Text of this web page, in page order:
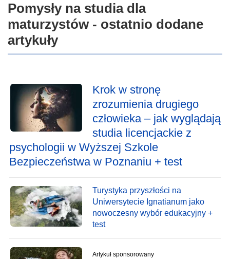
Pomysły na studia dla
maturzystów - ostatnio dodane
artykuły
Krok w stronę
zrozumienia drugiego
człowieka – jak wyglądają
studia licencjackie z
psychologii w Wyższej Szkole
Bezpieczeństwa w Poznaniu + test
Turystyka przyszłości na
Uniwersytecie Ignatianum jako
nowoczesny wybór edukacyjny +
test
Artykuł sponsorowany